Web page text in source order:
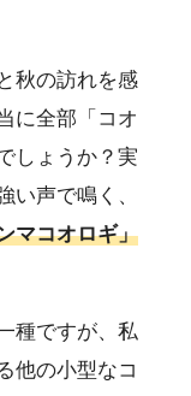
秋の訪れを感
に全部「コオ
しょうか？実
い声で鳴く、
マコオロギ」
種ですが、私
他の小型なコ